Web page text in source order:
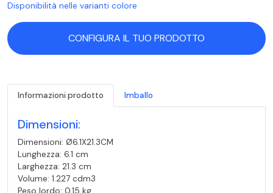
Disponibilità nelle varianti colore
CONFIGURA IL TUO PRODOTTO
Informazioni prodotto Imballo
Dimensioni:
Dimensioni: Ø6.1X21.3CM
Lunghezza: 6.1 cm
Larghezza: 21.3 cm
Volume: 1.227 cdm3
Peso lordo: 0.15 kg